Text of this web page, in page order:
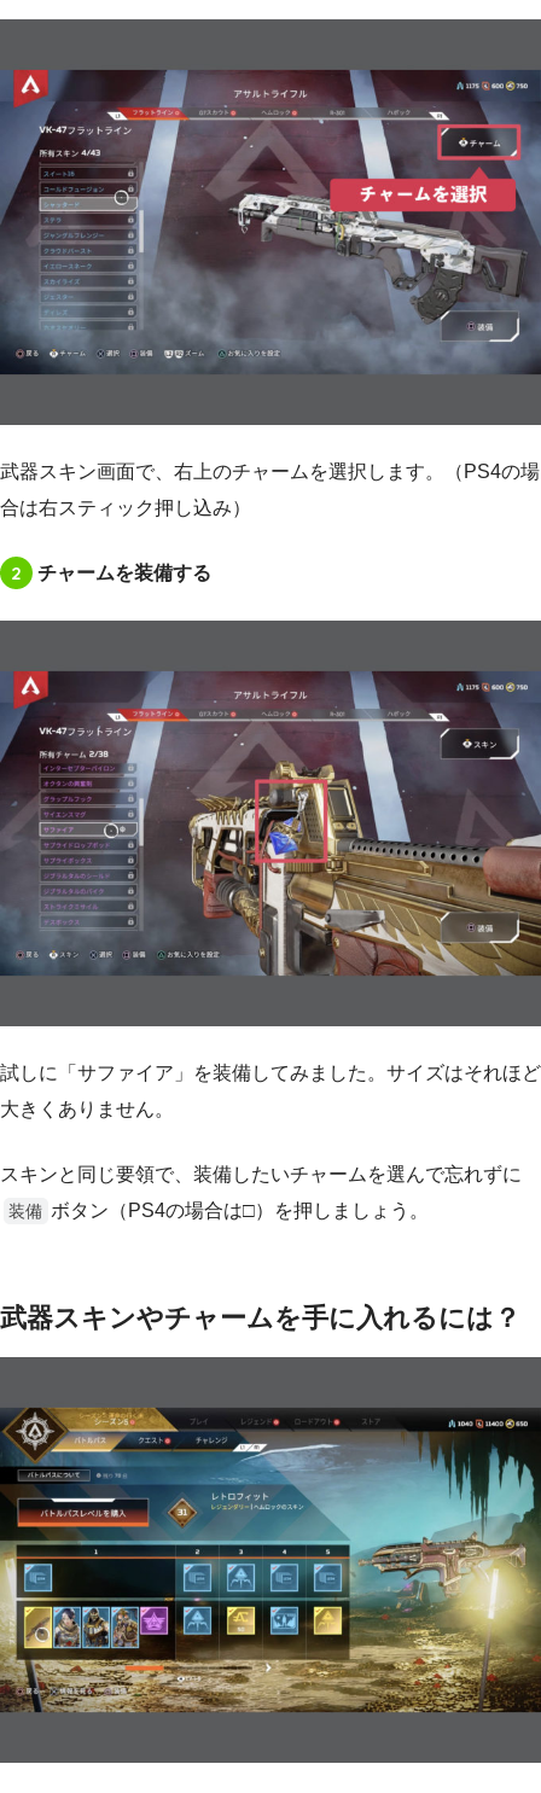
武器スキン画面で、右上のチャームを選択します。（PS4の場
合は右スティック押し込み）
2 チャームを装備する
試しに「サファイア」を装備してみました。サイズはそれほど
大きくありません。
スキンと同じ要領で、装備したいチャームを選んで忘れずに
装備 ボタン（PS4の場合は□）を押しましょう。
武器スキンやチャームを手に入れるには？